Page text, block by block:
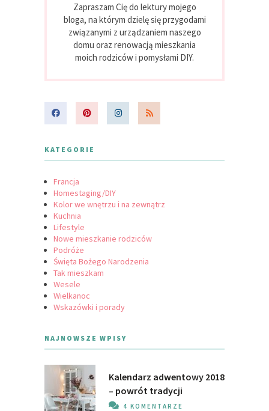
Zapraszam Cię do lektury mojego
bloga, na którym dzielę się przygodami
związanymi z urządzaniem naszego
domu oraz renowacją mieszkania
moich rodziców i pomysłami DIY.
KATEGORIE
Francja
Homestaging/DIY
Kolor we wnętrzu i na zewnątrz
Kuchnia
Lifestyle
Nowe mieszkanie rodziców
Podróże
Święta Bożego Narodzenia
Tak mieszkam
Wesele
Wielkanoc
Wskazówki i porady
NAJNOWSZE WPISY
Kalendarz adwentowy 2018
– powrót tradycji
4 KOMENTARZE